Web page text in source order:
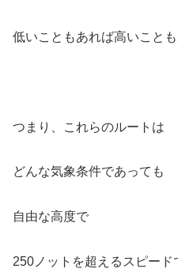
低いこともあれば高いこと
つまり、これらのルートは
どんな気象条件であっても
自由な高度で
250ノットを超えるスピード